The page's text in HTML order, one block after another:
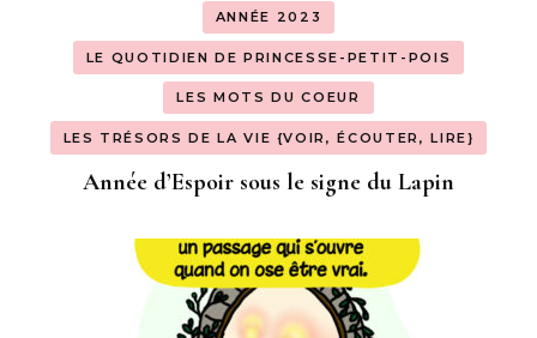
ANNÉE 2023
LE QUOTIDIEN DE PRINCESSE-PETIT-POIS
LES MOTS DU COEUR
LES TRÉSORS DE LA VIE {VOIR, ÉCOUTER, LIRE}
Année d’Espoir sous le signe du Lapin